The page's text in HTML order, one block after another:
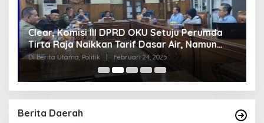
Clear, Komisi III DPRD OKU Setuju Perumda
Tirta Raja Naikkan Tarif Dasar Air, Namun
Bersyarat
Di Berita Utama, Politik Februari 24, 2025
Berita Daerah